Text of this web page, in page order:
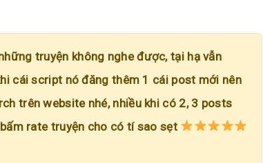
truyện không nghe được, tại hạ vẫn
cái script nó đăng thêm 1 cái post mới nên
trên website nhé, nhiều khi có 2, 3 posts
rate truyện cho có tí sao sẹt